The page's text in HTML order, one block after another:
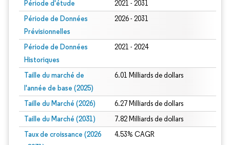
Période d'étude 2021 - 2031
Période de Données
Prévisionnelles
2026 - 2031
Période de Données
Historiques
2021 - 2024
Taille du marché de
l'année de base (2025)
6.01 Milliards de dollars
Taille du Marché (2026) 6.27 Milliards de dollars
Taille du Marché (2031) 7.82 Milliards de dollars
Taux de croissance (2026
4.53% CAGR